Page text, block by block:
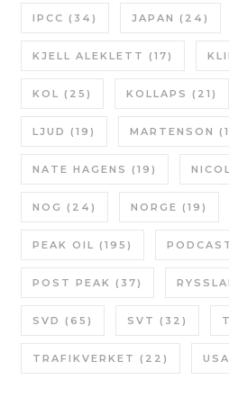
IPCC (34) JAPAN (24)
KJELL ALEKLETT (17)
KOL (25) KOLLAPS (21)
LJUD (19) MARTENSON
NATE HAGENS (19)
NOG (24) NORGE (19)
PEAK OIL (195)
POST PEAK (37)
SVD (65) SVT (32)
TRAFIKVERKET (22) USA